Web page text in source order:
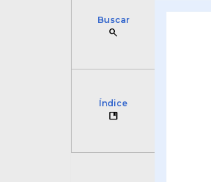
Buscar
search
Índice
developer_guide